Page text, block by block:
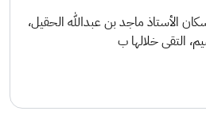
الأستاذ ماجد بن عبدالله الحقيل،
التقى خلالها ب